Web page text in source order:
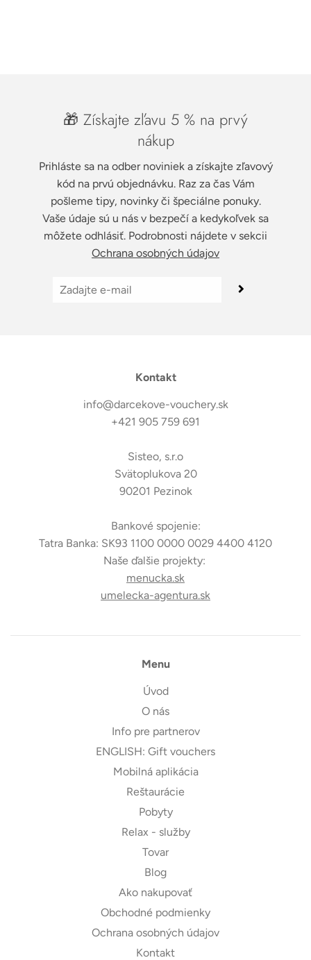
🎁 Získajte zľavu 5 % na prvý
nákup
Prihláste sa na odber noviniek a získajte zľavový
kód na prvú objednávku. Raz za čas Vám
pošleme tipy, novinky či špeciálne ponuky.
Vaše údaje sú u nás v bezpečí a kedykoľvek sa
môžete odhlásiť. Podrobnosti nájdete v sekcii
Ochrana osobných údajov
Kontakt
info@darcekove-vouchery.sk
+421 905 759 691
Sisteo, s.r.o
Svätoplukova 20
90201 Pezinok
Bankové spojenie:
Tatra Banka: SK93 1100 0000 0029 4400 4120
Naše ďalšie projekty:
menucka.sk
umelecka-agentura.sk
Menu
Úvod
O nás
Info pre partnerov
ENGLISH: Gift vouchers
Mobilná aplikácia
Reštaurácie
Pobyty
Relax - služby
Tovar
Blog
Ako nakupovať
Obchodné podmienky
Ochrana osobných údajov
Kontakt